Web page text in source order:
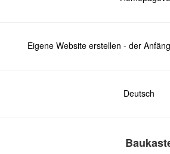
Eigene Website erstellen - der
Deutsch